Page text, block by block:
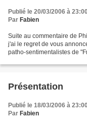
Publié le 20/03/2006 à
Par Fabien
Suite au commentaire de
j'ai le regret de vous
patho-sentimentalistes de
Présentation
Publié le 18/03/2006 à
Par Fabien